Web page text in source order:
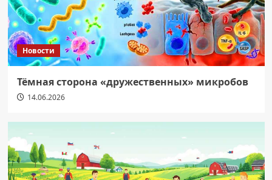
Новости
Тёмная сторона «дружественных» микробов
14.06.2026